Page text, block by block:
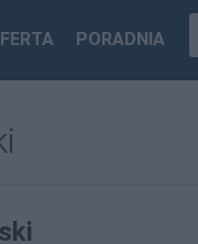
PORADNIA